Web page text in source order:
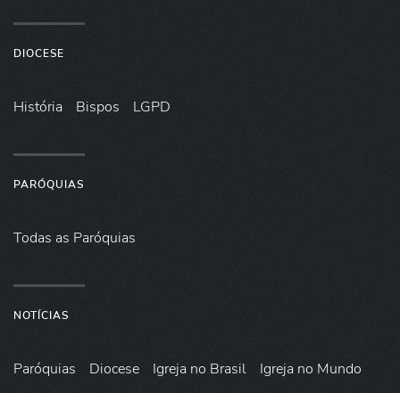
DIOCESE
História Bispos LGPD
PARÓQUIAS
Todas as Paróquias
NOTÍCIAS
Paróquias Diocese Igreja no Brasil
Igreja no Mundo